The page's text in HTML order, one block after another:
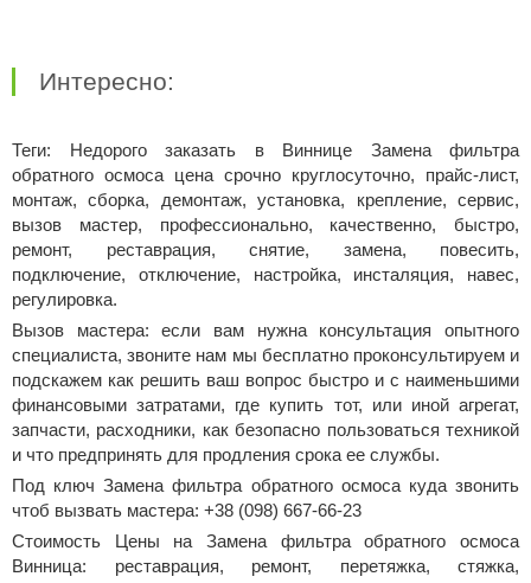
Интересно:
Теги: Недорого заказать в Виннице Замена фильтра
обратного осмоса цена срочно круглосуточно, прайс-лист,
монтаж, сборка, демонтаж, установка, крепление, сервис,
вызов мастер, профессионально, качественно, быстро,
ремонт, реставрация, снятие, замена, повесить,
подключение, отключение, настройка, инсталяция, навес,
регулировка.
Вызов мастера: если вам нужна консультация опытного
специалиста, звоните нам мы бесплатно проконсультируем и
подскажем как решить ваш вопрос быстро и с наименьшими
финансовыми затратами, где купить тот, или иной агрегат,
запчасти, расходники, как безопасно пользоваться техникой
и что предпринять для продления срока ее службы.
Под ключ Замена фильтра обратного осмоса куда звонить
чтоб вызвать мастера: +38 (098) 667-66-23
Стоимость Цены на Замена фильтра обратного осмоса
Винница: реставрация, ремонт, перетяжка, стяжка,